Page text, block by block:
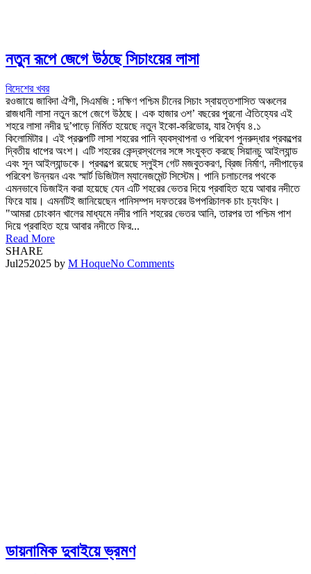
নতুন রূপে জেগে উঠছে সিচাংয়ের লাসা
বিদেশের খবর
রওজায়ে জাবিদা ঐশী, সিএমজি : দক্ষিণ পশ্চিম চীনের সিচাং স্বায়ত্তশাসিত অঞ্চলের
রাজধানী লাসা নতুন রূপে জেগে উঠছে। এক হাজার ৩শ’ বছরের পুরনো ঐতিহ্যের এই
শহরে লাসা নদীর দু’পাড়ে নির্মিত হয়েছে নতুন ইকো-করিডোর, যার দৈর্ঘ্য ৪.১
কিলোমিটার। এই প্রকল্পটি লাসা শহরের পানি ব্যবস্থাপনা ও পরিবেশ পুনরুদ্ধার প্রকল্পের
দ্বিতীয় ধাপের অংশ। এটি শহরের কেন্দ্রস্থলের সঙ্গে সংযুক্ত করছে সিয়ানচু আইল্যান্ড
এবং সুন আইল্যান্ডকে। প্রকল্পে রয়েছে স্লুইস গেট মজবুতকরণ, ব্রিজ নির্মাণ, নদীপাড়ের
পরিবেশ উন্নয়ন এবং স্মার্ট ডিজিটাল ম্যানেজমেন্ট সিস্টেম। পানি চলাচলের পথকে
এমনভাবে ডিজাইন করা হয়েছে যেন এটি শহরের ভেতর দিয়ে প্রবাহিত হয়ে আবার নদীতে
ফিরে যায়। এমনটিই জানিয়েছেন পানিসম্পদ দফতরের উপপরিচালক চাং চ্যংফিং।
"আমরা চোংকান খালের মাধ্যমে নদীর পানি শহরের ভেতর আনি, তারপর তা পশ্চিম পাশ
দিয়ে প্রবাহিত হয়ে আবার নদীতে ফির...
Read More
SHARE
Jul252025 by M HoqueNo Comments
ডায়নামিক দুবাইয়ে ভ্রমণ